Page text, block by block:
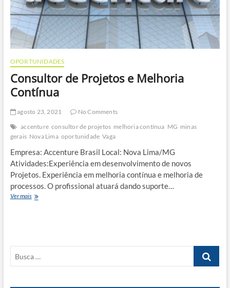
OPORTUNIDADES
Consultor de Projetos e Melhoria
Contínua
agosto 23, 2021
No Comments
accenture consultor de projetos melhoria contínua MG minas
gerais Nova Lima oportunidade Vaga
Empresa: Accenture Brasil Local: Nova Lima/MG
Atividades:Experiência em desenvolvimento de novos
Projetos. Experiência em melhoria contínua e melhoria de
processos. O profissional atuará dando suporte…
Ver maisConsultor
Busca